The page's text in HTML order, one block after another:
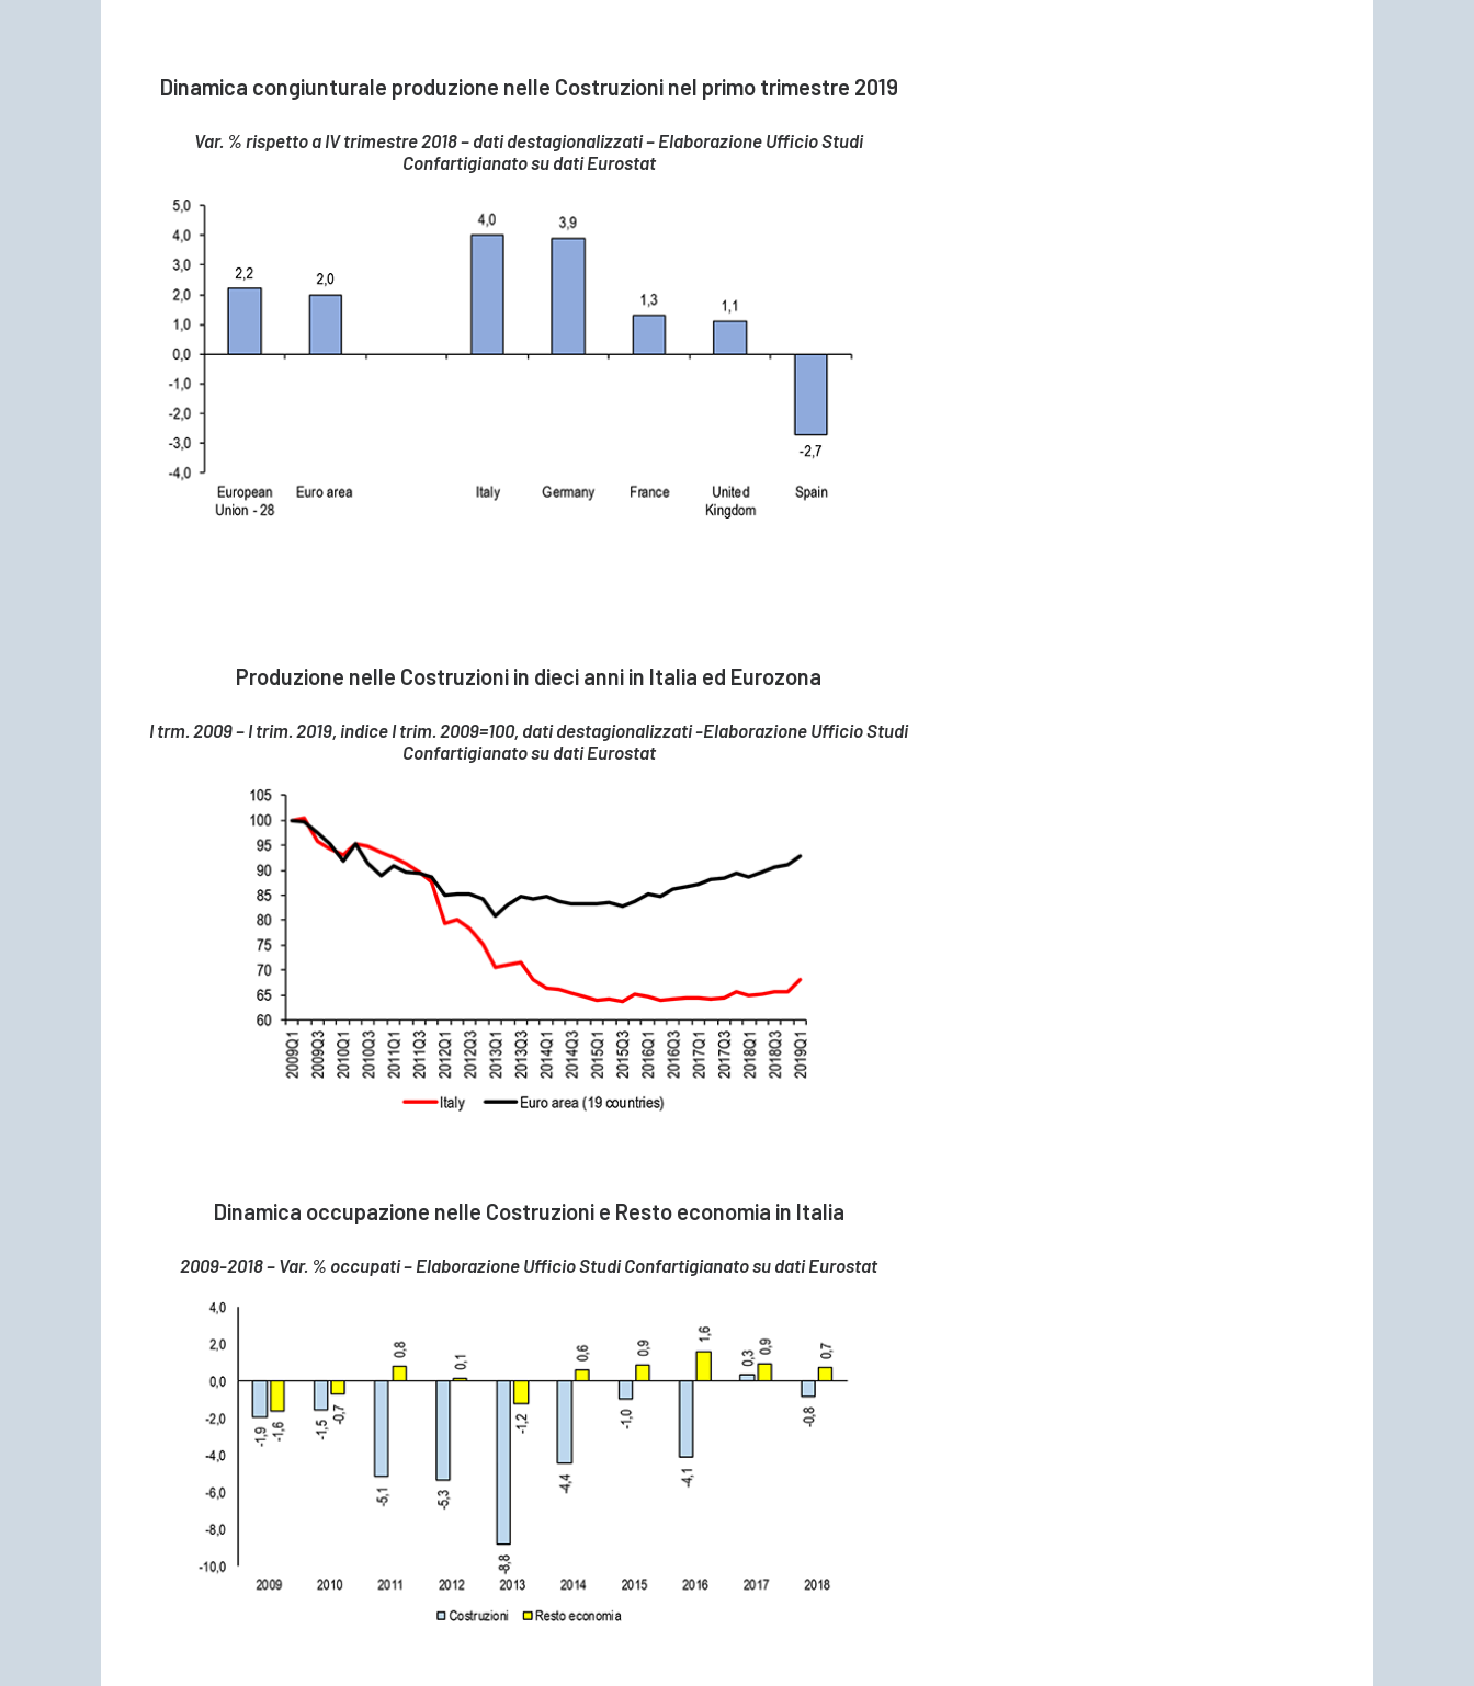
Dinamica congiunturale produzione nelle Costruzioni nel primo trimestre 2019
Var. % rispetto a IV trimestre 2018 – dati destagionalizzati – Elaborazione Ufficio Studi
Confartigianato su dati Eurostat
Produzione nelle Costruzioni in dieci anni in Italia ed Eurozona
I trm. 2009 – I trim. 2019, indice I trim. 2009=100, dati destagionalizzati -Elaborazione Ufficio Studi
Confartigianato su dati Eurostat
Dinamica occupazione nelle Costruzioni e Resto economia in Italia
2009-2018 – Var. % occupati – Elaborazione Ufficio Studi Confartigianato su dati Eurostat